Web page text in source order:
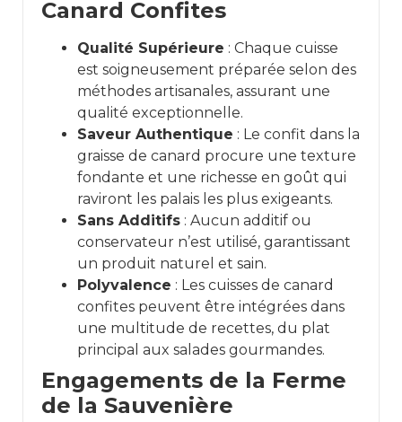
Canard Confites
Qualité Supérieure : Chaque cuisse
est soigneusement préparée selon des
méthodes artisanales, assurant une
qualité exceptionnelle.
Saveur Authentique : Le confit dans la
graisse de canard procure une texture
fondante et une richesse en goût qui
raviront les palais les plus exigeants.
Sans Additifs : Aucun additif ou
conservateur n’est utilisé, garantissant
un produit naturel et sain.
Polyvalence : Les cuisses de canard
confites peuvent être intégrées dans
une multitude de recettes, du plat
principal aux salades gourmandes.
Engagements de la Ferme
de la Sauvenière